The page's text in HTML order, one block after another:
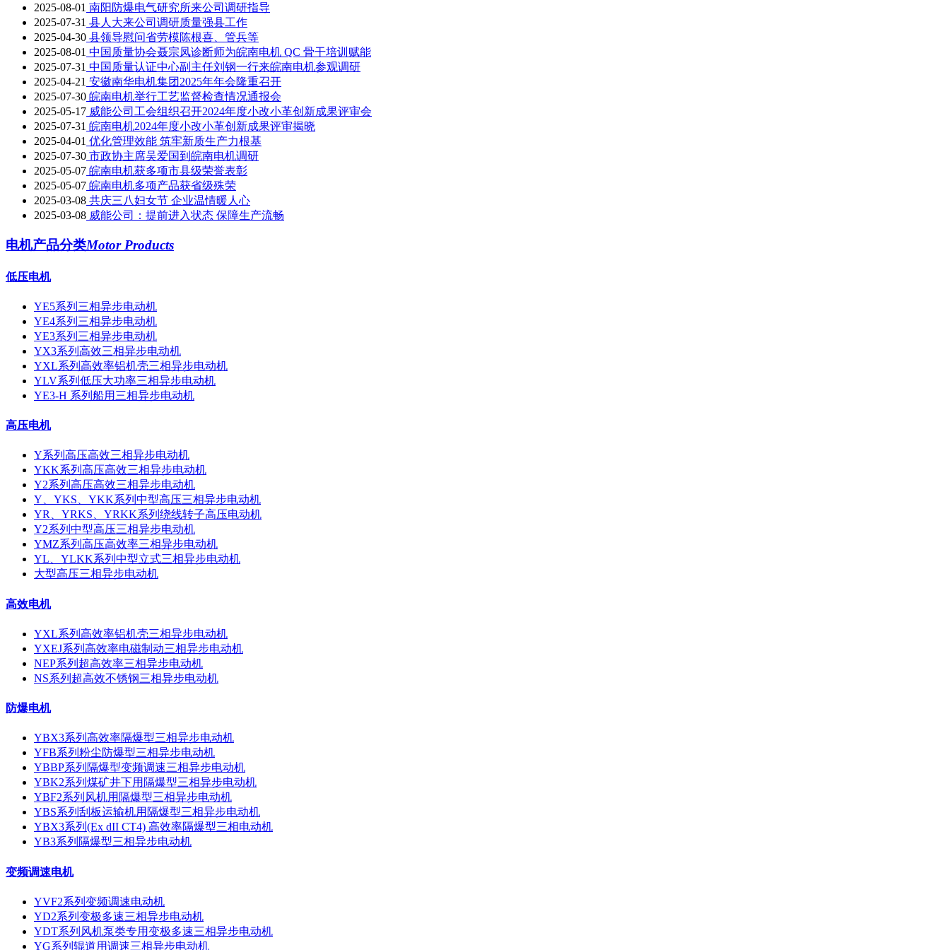
2025-08-01 南阳防爆电气研究所来公司调研指导
2025-07-31 县人大来公司调研质量强县工作
2025-04-30 县领导慰问省劳模陈根喜、管兵等
2025-08-01 中国质量协会聂宗凤诊断师为皖南电机 QC 骨干培训赋能
2025-07-31 中国质量认证中心副主任刘钢一行来皖南电机参观调研
2025-04-21 安徽南华电机集团2025年年会隆重召开
2025-07-30 皖南电机举行工艺监督检查情况通报会
2025-05-17 威能公司工会组织召开2024年度小改小革创新成果评审会
2025-07-31 皖南电机2024年度小改小革创新成果评审揭晓
2025-04-01 优化管理效能 筑牢新质生产力根基
2025-07-30 市政协主席吴爱国到皖南电机调研
2025-05-07 皖南电机获多项市县级荣誉表彰
2025-05-07 皖南电机多项产品获省级殊荣
2025-03-08 共庆三八妇女节 企业温情暖人心
2025-03-08 威能公司：提前进入状态 保障生产流畅
电机产品分类Motor Products
低压电机
YE5系列三相异步电动机
YE4系列三相异步电动机
YE3系列三相异步电动机
YX3系列高效三相异步电动机
YXL系列高效率铝机壳三相异步电动机
YLV系列低压大功率三相异步电动机
YE3-H 系列船用三相异步电动机
高压电机
Y系列高压高效三相异步电动机
YKK系列高压高效三相异步电动机
Y2系列高压高效三相异步电动机
Y、YKS、YKK系列中型高压三相异步电动机
YR、YRKS、YRKK系列绕线转子高压电动机
Y2系列中型高压三相异步电动机
YMZ系列高压高效率三相异步电动机
YL、YLKK系列中型立式三相异步电动机
大型高压三相异步电动机
高效电机
YXL系列高效率铝机壳三相异步电动机
YXEJ系列高效率电磁制动三相异步电动机
NEP系列超高效率三相异步电动机
NS系列超高效不锈钢三相异步电动机
防爆电机
YBX3系列高效率隔爆型三相异步电动机
YFB系列粉尘防爆型三相异步电动机
YBBP系列隔爆型变频调速三相异步电动机
YBK2系列煤矿井下用隔爆型三相异步电动机
YBF2系列风机用隔爆型三相异步电动机
YBS系列刮板运输机用隔爆型三相异步电动机
YBX3系列(Ex dII CT4) 高效率隔爆型三相电动机
YB3系列隔爆型三相异步电动机
变频调速电机
YVF2系列变频调速电动机
YD2系列变极多速三相异步电动机
YDT系列风机泵类专用变极多速三相异步电动机
YG系列辊道用调速三相异步电动机